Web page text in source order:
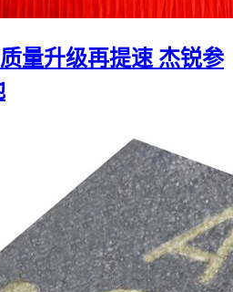
量升级再提速 杰锐参